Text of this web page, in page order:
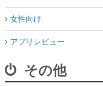
女性向け
アプリレビュー
その他